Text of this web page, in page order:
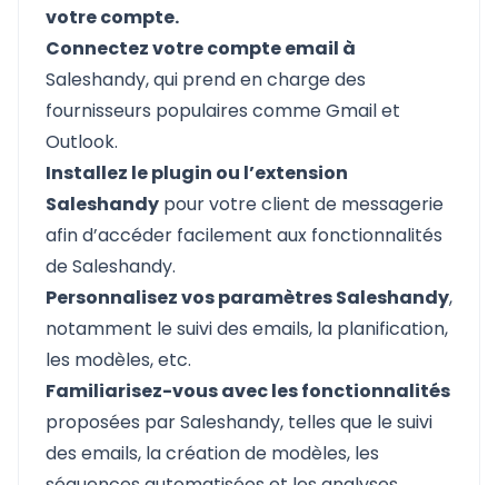
votre compte.
Connectez votre compte email à
Saleshandy, qui prend en charge des
fournisseurs populaires comme Gmail et
Outlook.
Installez le plugin ou l’extension
Saleshandy pour votre client de messagerie
afin d’accéder facilement aux fonctionnalités
de Saleshandy.
Personnalisez vos paramètres Saleshandy,
notamment le suivi des emails, la planification,
les modèles, etc.
Familiarisez-vous avec les fonctionnalités
proposées par Saleshandy, telles que le suivi
des emails, la création de modèles, les